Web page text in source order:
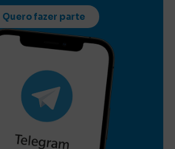
Quero fazer parte